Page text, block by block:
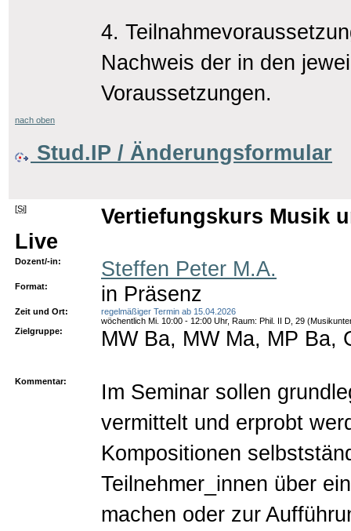
4.
Nachweis der in den
Voraussetzungen.
nach oben
Stud.IP / Änderungsformular
[Si]
Vertiefungskurs Musik
Live
Dozent/-in: Steffen Peter M.A.
Format: in Präsenz
Zeit und Ort:
regelmäßiger Termin ab 15.04.2026
wöchentlich Mi. 10:00 - 12:00 Uhr, Raum: Phil. II D, 29
Zielgruppe:
MW Ba, MW Ma, MP Ba,
Kommentar:
Im Seminar sollen
vermittelt und erprobt
Kompositionen
Teilnehmer_innen über
machen oder zur